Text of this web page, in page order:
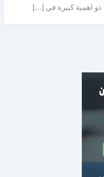
ذو اهمية كبيرة في […]